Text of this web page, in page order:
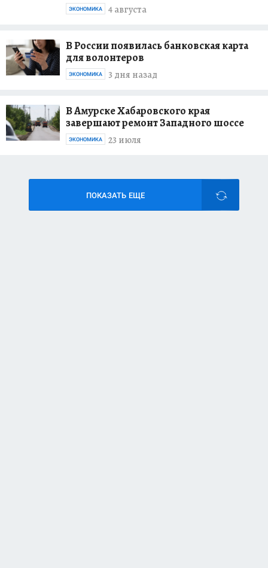
4 августа
ЭКОНОМИКА
В России появилась банковская карта
для волонтеров
3 дня назад
ЭКОНОМИКА
В Амурске Хабаровского края
завершают ремонт Западного шоссе
23 июля
ЭКОНОМИКА
ПОКАЗАТЬ ЕЩЕ